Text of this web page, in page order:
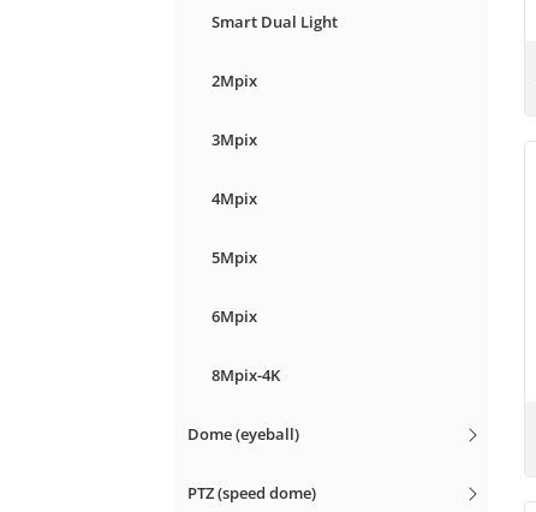
Smart Dual Light
2Mpix
3Mpix
4Mpix
5Mpix
6Mpix
8Mpix-4K
Dome (eyeball)
PTZ (speed dome)